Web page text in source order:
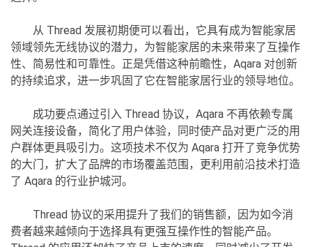
从 Thread 发展初期便可以看出，它具有成为智能家居
领域领先无线协议的潜力，为智能家居的未来带来了互操作
性、简易性和可靠性。正是凭借这种前瞻性，Aqara 对创新
的持续追求，进一步巩固了它在智能家居行业的领导地位。
成功要点通过引入 Thread 协议，Aqara 不再依赖专属
网关连接设备，简化了用户体验，同时使产品对更广泛的用
户群体更具吸引力。这项技术不仅为 Aqara 打开了竞争优势
的大门，扩大了品牌的市场覆盖范围，更利用前沿技术打造
了 Aqara 的行业护城河。
Thread 协议的采用提升了我们的销售额，因为如今消
费者越来越倾向于选择具有更强互操作性的智能产品。